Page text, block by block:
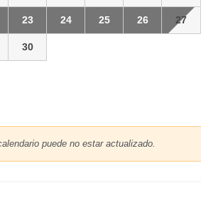
23 24 25 26 27
30
puede no estar actualizado.